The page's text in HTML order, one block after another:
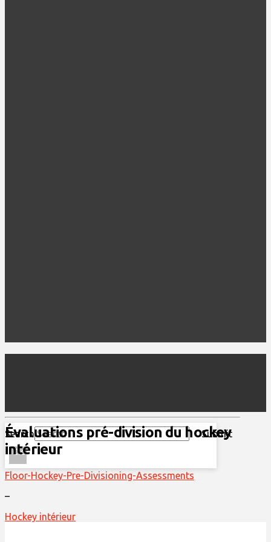
Search Submit
Clear
Évaluations pré-division du hockey
intérieur
Floor-Hockey-Pre-Divisioning-Assessments
–
Hockey intérieur